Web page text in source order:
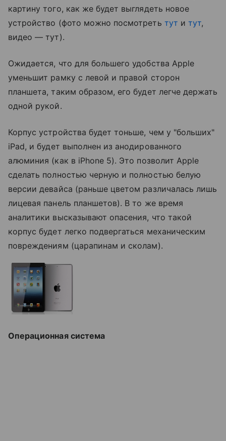
картину того, как же будет выглядеть новое
устройство (фото можно посмотреть тут и тут,
видео — тут).
Ожидается, что для большего удобства Apple
уменьшит рамку с левой и правой сторон
планшета, таким образом, его будет легче держать
одной рукой.
Корпус устройства будет тоньше, чем у "больших"
iPad, и будет выполнен из анодированного
алюминия (как в iPhone 5). Это позволит Apple
сделать полностью черную и полностью белую
версии девайса (раньше цветом различалась лишь
лицевая панель планшетов). В то же время
аналитики высказывают опасения, что такой
корпус будет легко подвергаться механическим
повреждениям (царапинам и сколам).
Операционная система